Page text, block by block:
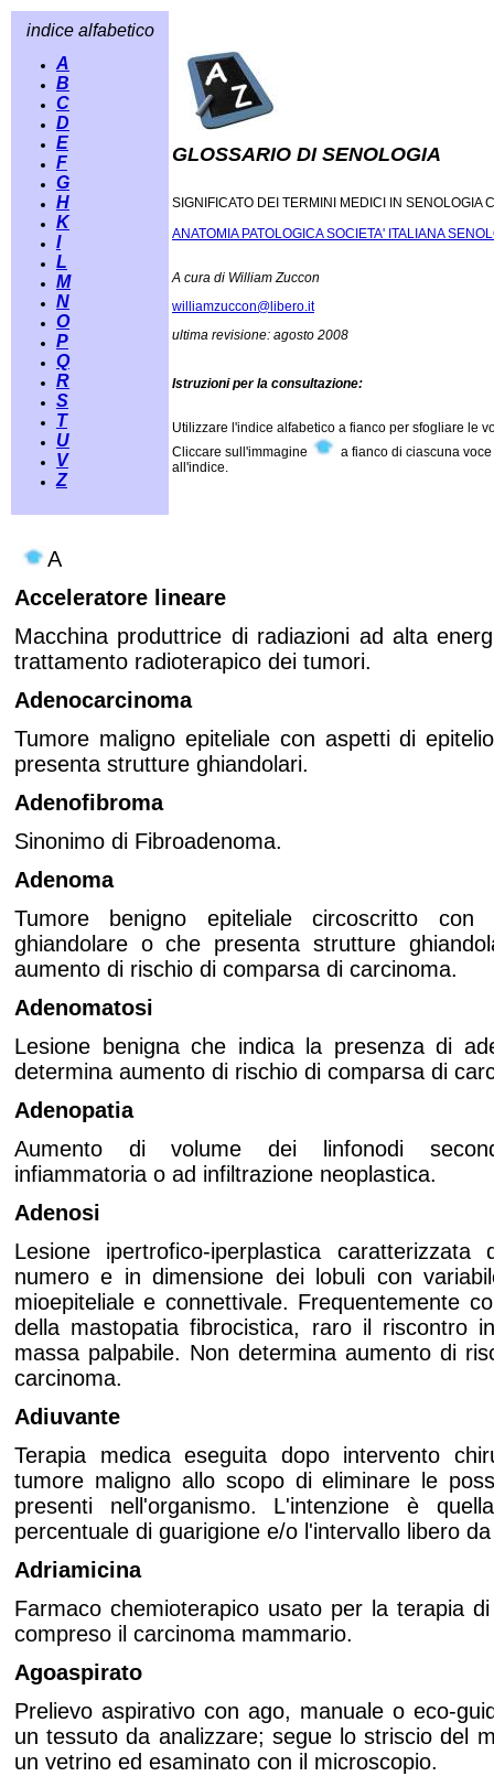
indice alfabetico
A
B
C
D
E
F
G
H
K
I
L
M
N
O
P
Q
R
S
T
U
V
Z
GLOSSARIO DI SENOLOGIA
SIGNIFICATO DEI TERMINI MEDICI IN SENOLOGIA
ANATOMIA PATOLOGICA SOCIETA' ITALIANA
A cura di William Zuccon
williamzuccon@libero.it
ultima revisione: agosto 2008
Istruzioni per la consultazione:
Utilizzare l'indice alfabetico a fianco per sfogliare le
Cliccare sull'immagine
a fianco di ciascuna
all'indice.
A
Acceleratore lineare
Macchina produttrice di radiazioni ad alta
trattamento radioterapico dei tumori.
Adenocarcinoma
Tumore maligno epiteliale con aspetti di
presenta strutture ghiandolari.
Adenofibroma
Sinonimo di Fibroadenoma.
Adenoma
Tumore benigno epiteliale circoscritto
ghiandolare o che presenta strutture
aumento di rischio di comparsa di carcinoma.
Adenomatosi
Lesione benigna che indica la presenza di
determina aumento di rischio di comparsa di
Adenopatia
Aumento di volume dei linfonodi
infiammatoria o ad infiltrazione neoplastica.
Adenosi
Lesione ipertrofico-iperplastica
numero e in dimensione dei lobuli con
mioepiteliale e connettivale. Frequentemente
della mastopatia fibrocistica, raro il riscontro
massa palpabile. Non determina aumento di
carcinoma.
Adiuvante
Terapia medica eseguita dopo intervento
tumore maligno allo scopo di eliminare le
presenti nell'organismo. L'intenzione è
percentuale di guarigione e/o l'intervallo libero
Adriamicina
Farmaco chemioterapico usato per la terapia
compreso il carcinoma mammario.
Agoaspirato
Prelievo aspirativo con ago, manuale o eco-
un tessuto da analizzare; segue lo striscio del
un vetrino ed esaminato con il microscopio.